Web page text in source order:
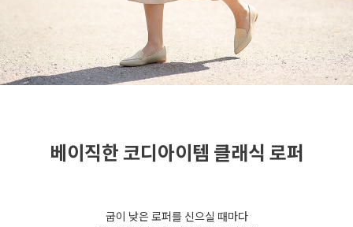
베이직한 코디아이템 클래식 로퍼
굽이 낮은 로퍼를 신으실 때마다